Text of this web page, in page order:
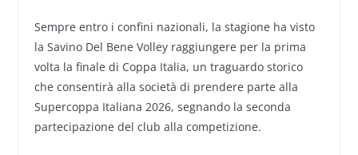
Sempre entro i confini nazionali, la stagione ha visto
la Savino Del Bene Volley raggiungere per la prima
volta la finale di Coppa Italia, un traguardo storico
che consentirà alla società di prendere parte alla
Supercoppa Italiana 2026, segnando la seconda
partecipazione del club alla competizione.